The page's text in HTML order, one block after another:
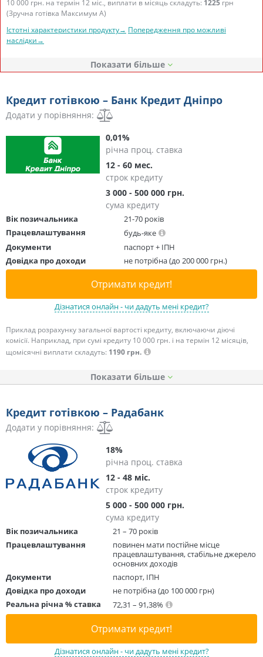
10 000 грн. на термін 12 міс., виплати в місяць складуть: 1225 грн
(Зручна готівка Максимум А)
Істотні характеристики продукту→ Попередження про можливі
наслідки→
Показати
Кредит готівкою – Банк Кредит Дніпро
Додати у порівняння:
0,01%
річна проц. ставка
12 - 60 мес.
строк кредиту
3 000 - 500 000 грн.
сума кредиту
Вік позичальника
21-70 років
Працевлаштування
будь-яке
Документи
паспорт + ІПН
Довідка про доходи
не потрібна (до 200 000 грн.)
Отримати кредит!
Дізнатися онлайн - чи дадуть мені кредит?
Приклад розрахунку загальної вартості кредиту, включаючи діючі
комісії. Наприклад, при сумі кредиту 10 000 грн. і на термін 12 місяців,
щомісячні виплати складуть: 1190 грн.
Показати
Кредит готівкою – Радабанк
Додати у порівняння:
18%
річна проц. ставка
12 - 48 міс.
строк кредиту
5 000 - 500 000 грн.
сума кредиту
Вік позичальника
21 – 70 років
Працевлаштування
повинен мати постійне місце
працевлаштування, стабільне джерело
основних доходів
Документи
паспорт, ІПН
Довідка про доходи
не потрібна (до 100 000 грн)
Реальна річна % ставка
72,31 – 91,38%
Отримати кредит!
Дізнатися онлайн - чи дадуть мені кредит?